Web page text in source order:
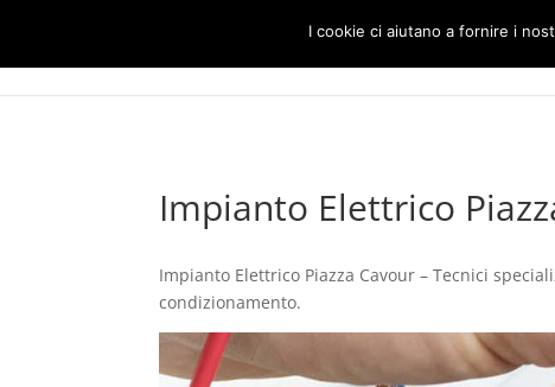
Impianto Elettrico
Impianto Elettrico Piazza Cavour – Tecnici
condizionamento.
I cookie ci aiutano a fornire i